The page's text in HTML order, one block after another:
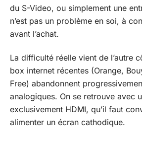
du S-Video, ou simplement une
n’est pas un problème en soi, à
avant l’achat.
La difficulté réelle vient de l’autre
box internet récentes (Orange,
Free) abandonnent
analogiques. On se retrouve avec
exclusivement HDMI, qu’il faut
alimenter un écran cathodique.